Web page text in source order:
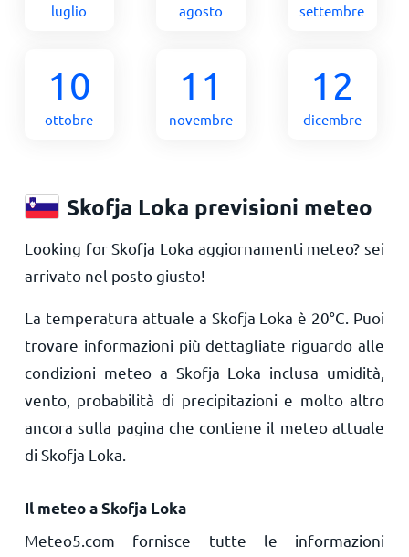
luglio agosto settembre
10
ottobre
11
novembre
12
dicembre
Skofja Loka previsioni meteo
Looking for Skofja Loka aggiornamenti meteo? sei
arrivato nel posto giusto!
La temperatura attuale a Skofja Loka è 20°C . Puoi
trovare informazioni più dettagliate riguardo alle
condizioni meteo a Skofja Loka inclusa umidità,
vento, probabilità di precipitazioni e molto altro
ancora sulla pagina che contiene il meteo attuale
di Skofja Loka.
Il meteo a Skofja Loka
Meteo5.com fornisce tutte le informazioni